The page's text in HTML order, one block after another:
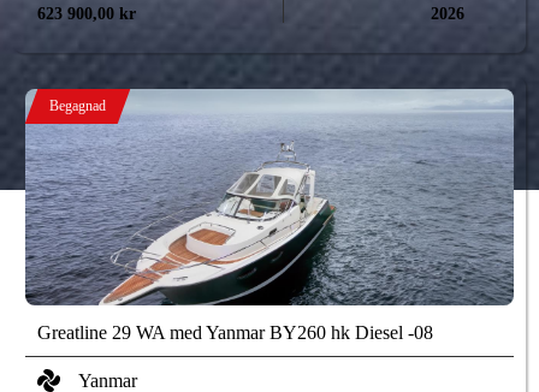
623 900,00kr
2026
Begagnad
Greatline 29 WA med Yanmar BY260 hk Diesel -08
Yanmar